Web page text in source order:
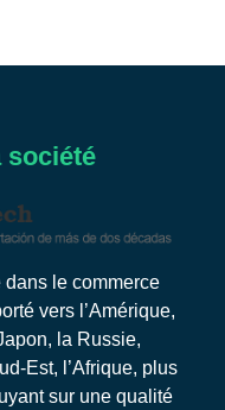
société
dans le commerce
vers l’Amérique,
la Russie,
Est, l’Afrique, plus
sur une qualité